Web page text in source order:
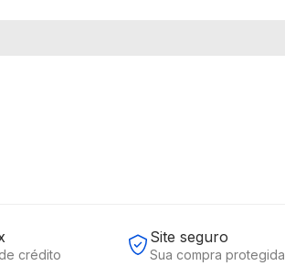
crédito
Site seguro
Sua compra protegida